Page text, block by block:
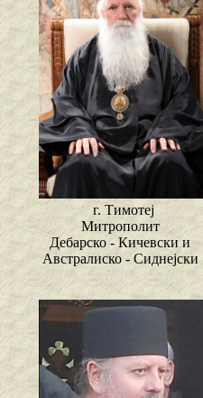
г. Тимотеј
Митрополит
Дебарско - Кичевски и
Австралиско - Сиднејски